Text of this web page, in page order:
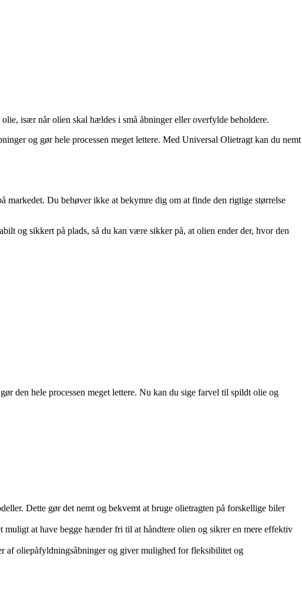
især når olien skal hældes i små åbninger eller overfylde beholdere.
og gør hele processen meget lettere. Med Universal Olietragt kan du nemt
markedet. Du behøver ikke at bekymre dig om at finde den rigtige størrelse
og sikkert på plads, så du kan være sikker på, at olien ender der, hvor den
den hele processen meget lettere. Nu kan du sige farvel til spildt olie og
Dette gør det nemt og bekvemt at bruge olietragten på forskellige biler
at have begge hænder fri til at håndtere olien og sikrer en mere effektiv
af oliepåfyldningsåbninger og giver mulighed for fleksibilitet og